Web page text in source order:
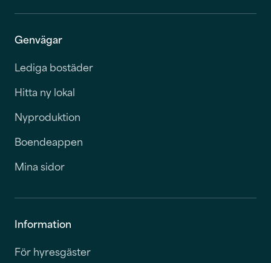
Genvägar
Lediga bostäder
Hitta ny lokal
Nyproduktion
Boendeappen
Mina sidor
Information
För hyresgäster